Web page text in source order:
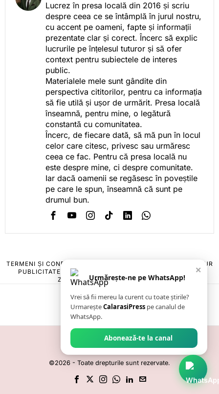
Lucrez în presa locală din 2016 și scriu
despre ceea ce se întâmplă în jurul nostru,
cu accent pe oameni, fapte și informații
prezentate clar și corect. Încerc să explic
lucrurile pe înțelesul tuturor și să ofer
context pentru subiectele de interes
public.
Materialele mele sunt gândite din
perspectiva cititorilor, pentru ca informația
să fie utilă și ușor de urmărit. Presa locală
înseamnă, pentru mine, o legătură
constantă cu comunitatea.
Încerc, de fiecare dată, să mă pun în locul
celor care citesc, privesc sau urmăresc
ceea ce fac. Pentru că presa locală nu
este despre mine, ci despre comunitate.
Iar dacă oamenii se regăsesc în poveștile
pe care le spun, înseamnă că sunt pe
drumul bun.
TERMENI ȘI CONDIȚII
POLITICA DE ANULARE & RETUR
PUBLICITATE ONLINE & TIPĂRITĂ
CONTACT
ZIARUL ANUNȚUL CĂLĂRĂȘEAN
©2026 - Toate drepturile sunt rezervate.
×
Urmărește-ne pe WhatsApp!
Vrei să fii mereu la curent cu toate știrile?
UrmareșteCalarasiPress pe canalul de
WhatsApp.
Abonează-te la canal